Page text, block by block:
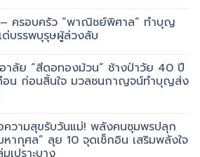
– ครอบครัว “พาณิชย์พิศาล” ทำบุญ
ด่บรรพบุรุษผู้ล่วงลับ
ลัย “สีดอทองม้วน” ช้างป่าวัย 40 ปี
อน ก่อนสิ้นใจ มวลชนกาญจน์ทำบุญส่ง
วามสุขรับวันแม่! พลังคนชุมพรปลุก
หากุศล” ลุย 10 จุดเช็กอิน เสริมพลังใจ
ปราะบาง